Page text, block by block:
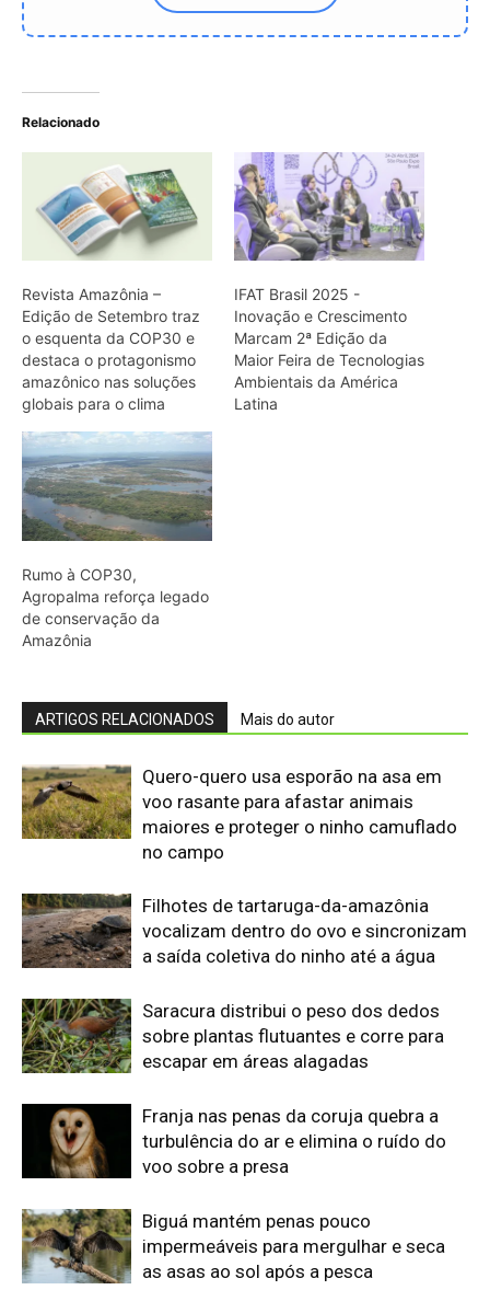
Relacionado
Revista Amazônia –
Edição de Setembro traz
o esquenta da COP30 e
destaca o protagonismo
amazônico nas soluções
globais para o clima
IFAT Brasil 2025 -
Inovação e Crescimento
Marcam 2ª Edição da
Maior Feira de Tecnologias
Ambientais da América
Latina
Rumo à COP30,
Agropalma reforça legado
de conservação da
Amazônia
ARTIGOS RELACIONADOS Mais do autor
Quero-quero usa esporão na asa em
voo rasante para afastar animais
maiores e proteger o ninho camuflado
no campo
Filhotes de tartaruga-da-amazônia
vocalizam dentro do ovo e sincronizam
a saída coletiva do ninho até a água
Saracura distribui o peso dos dedos
sobre plantas flutuantes e corre para
escapar em áreas alagadas
Franja nas penas da coruja quebra a
turbulência do ar e elimina o ruído do
voo sobre a presa
Biguá mantém penas pouco
impermeáveis para mergulhar e seca
as asas ao sol após a pesca